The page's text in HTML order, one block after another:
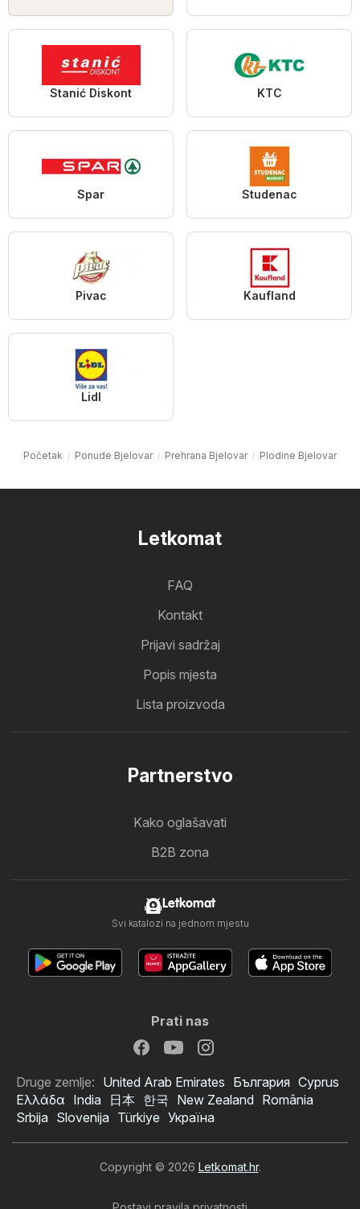
Stanić Diskont KTC
Spar Studenac
Pivac Kaufland
Lidl
Početak Ponude Bjelovar Prehrana Bjelovar Plodine Bjelovar
Letkomat
FAQ
Kontakt
Prijavi sadržaj
Popis mjesta
Lista proizvoda
Partnerstvo
Kako oglašavati
B2B zona
Letkomat
Svi katalozi na jednom mjestu
Prati nas
Druge zemlje: United Arab Emirates България Cyprus
Ελλάδα India 日本 한국 New Zealand România
Srbija Slovenija Türkiye Україна
Copyright © 2026 Letkomat.hr.